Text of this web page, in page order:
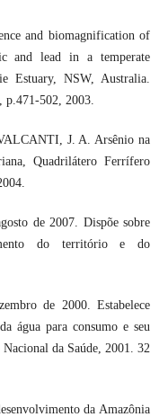
and biomagnification of
and lead in a temperate
Estuary, NSW, Australia.
p.471-502, 2003.
J. A. Arsênio na
Quadrilátero Ferrífero
de 2007. Dispõe sobre
do território e do
de 2000. Estabelece
água para consumo e seu
da Saúde, 2001. 32
da Amazônia